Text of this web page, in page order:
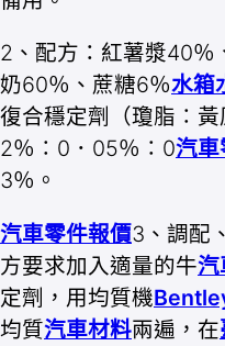
2、配方：紅薯漿40％
奶60％、蔗糖6％水箱
復合穩定劑（瓊脂∶
2％∶0．05％∶0汽車
3％。
汽車零件報價3、調配
方要求加入適量的牛汽
定劑，用均質機
均質汽車材料兩遍，在